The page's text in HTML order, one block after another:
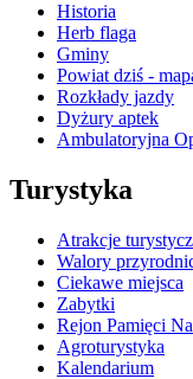
Historia
Herb flaga
Gminy
Powiat dziś -
Rozkłady jazdy
Dyżury aptek
Ambulatoryjna
Turystyka
Atrakcje
Walory
Ciekawe miejsca
Zabytki
Rejon Pamięci
Agroturystyka
Kalendarium